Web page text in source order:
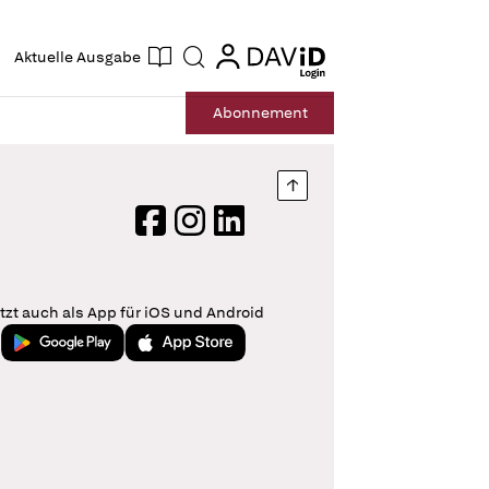
Aktuelle Ausgabe Suche login
login
Abonnement
Nach oben springen
FacebookInstagram
LinkedIn
auch als App für iOS und Android
Jetzt bei Google PlayLaden im App Store